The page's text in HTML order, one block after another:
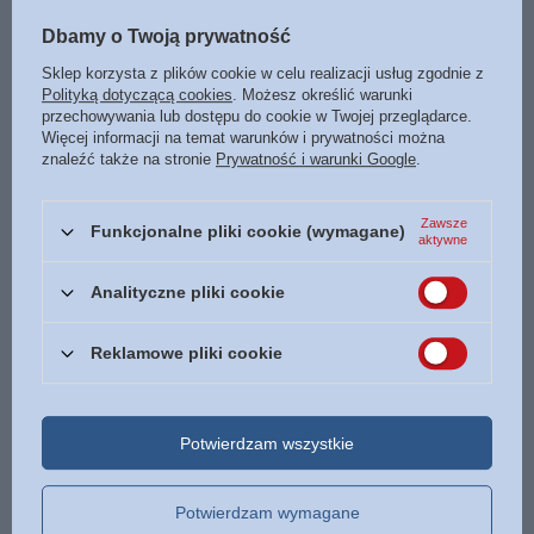
Zakładka 24 do książki O jakże trudno jest znaleźć
1,00 zł
szt.
5pktpunktów
Zakładka 3 do książki - Codziennie budzę się
5pktpunktów
Zakładka 5 do książki - Kto dziś głowę chowa w
piasek
5pktpunktów
Jak świt poranka Znamię lwa Tom III - Francine
Rivers - oprawa miękka 2022
Dbamy o Twoją prywatność
Sklep korzysta z plików cookie w celu realizacji usług zgodnie z
Polityką dotyczącą cookies. Możesz określić warunki
przechowywania lub dostępu do cookie w Twojej przeglądarce.
Więcej informacji na temat warunków i prywatności można
znaleźć także na stronie Prywatność i warunki Google.
Funkcjonalne pliki cookie (wymagane)
Zawsze
aktywne
Analityczne pliki cookie
Reklamowe pliki cookie
Potwierdzam wymagane
Potwierdzam wszystkie